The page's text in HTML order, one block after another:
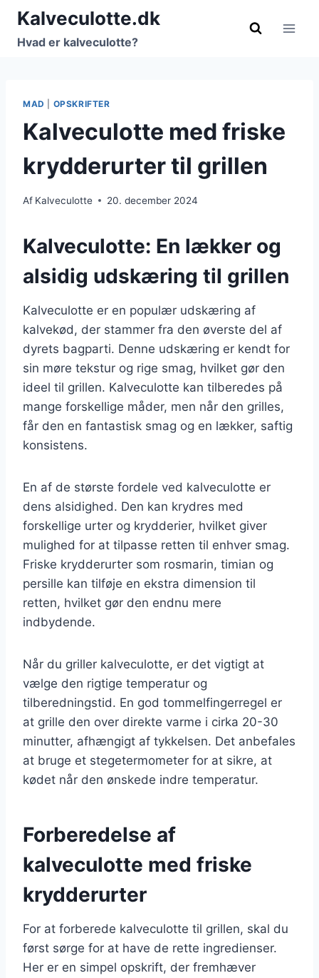
Fortsæt
indhold
Kalveculotte.dk
Hvad er kalveculotte?
MAD OPSKRIFTER
Kalveculotte med friske
krydderurter til grillen
Af Kalveculotte 20. december 2024
Kalveculotte: En lækker og
alsidig udskæring til grillen
Kalveculotte er en populær udskæring af
kalvekød, der stammer fra den øverste del af
dyrets bagparti. Denne udskæring er kendt for
sin møre tekstur og rige smag, hvilket gør den
ideel til grillen. Kalveculotte kan tilberedes på
mange forskellige måder, men når den grilles,
får den en fantastisk smag og en lækker, saftig
konsistens.
En af de største fordele ved kalveculotte er
dens alsidighed. Den kan krydres med
forskellige urter og krydderier, hvilket giver
mulighed for at tilpasse retten til enhver smag.
Friske krydderurter som rosmarin, timian og
persille kan tilføje en ekstra dimension til
retten, hvilket gør den endnu mere
indbydende.
Når du griller kalveculotte, er det vigtigt at
vælge den rigtige temperatur og
tilberedningstid. En god tommelfingerregel er
at grille den over direkte varme i cirka 20-30
minutter, afhængigt af tykkelsen. Det anbefales
at bruge et stegetermometer for at sikre, at
kødet når den ønskede indre temperatur.
Forberedelse af
kalveculotte med friske
krydderurter
For at forberede kalveculotte til grillen, skal du
først sørge for at have de rette ingredienser.
Her er en simpel opskrift, der fremhæver